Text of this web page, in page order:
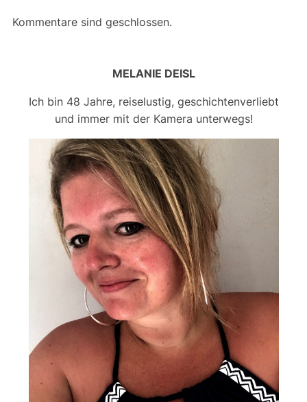
Kommentare sind geschlossen.
MELANIE DEISL
Ich bin 48 Jahre, reiselustig, geschichtenverliebt
und immer mit der Kamera unterwegs!